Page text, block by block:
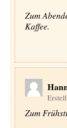
Zum
Kaffee.
Zum